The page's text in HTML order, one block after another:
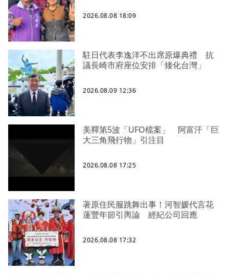
2026.08.08 18:09
駐日代表李逸洋不出席原爆典禮 抗
議長崎市府座位安排「矮化台灣」
2026.08.09 12:36
美釋第5波「UFO檔案」 阿富汗「巨
大三角飛行物」引注目
2026.08.08 17:25
著原住民服跳舞出事！河智媛代言花
蓮豐年節引輿論 經紀公司回應
2026.08.08 17:32